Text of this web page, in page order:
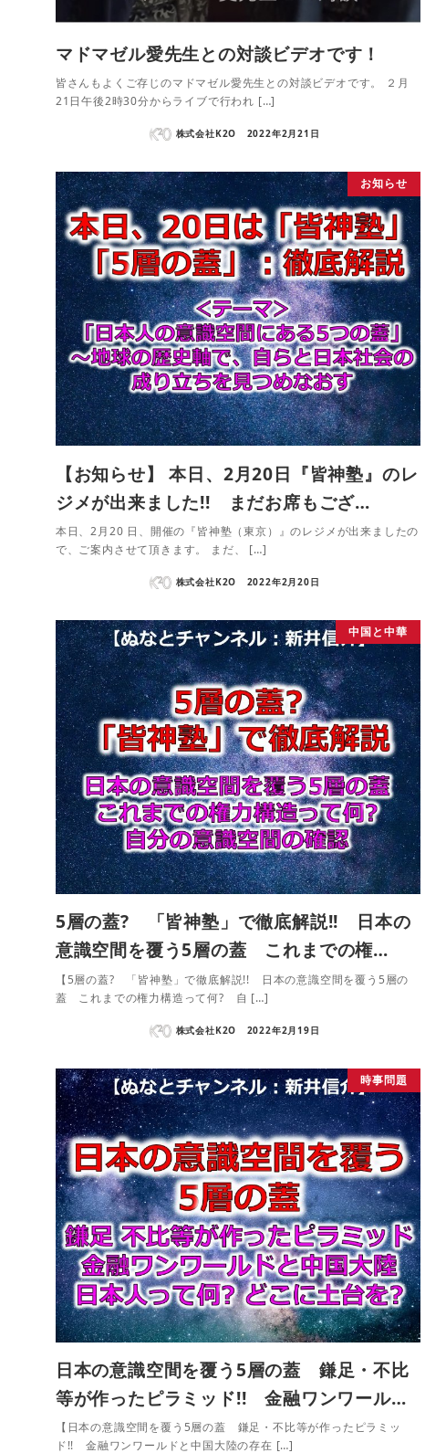
マドマゼル愛先生との対談ビデオです！
皆さんもよくご存じのマドマゼル愛先生との対談ビデオです。 ２月
21日午後2時30分からライブで行われ […]
株式会社K2O 2022年2月21日
お知らせ
【お知らせ】 本日、2月20日『皆神塾』のレ
ジメが出来ました!! まだお席もござ…
本日、2月20 日、開催の『皆神塾（東京）』のレジメが出来ましたの
で、ご案内させて頂きます。 まだ、 […]
株式会社K2O 2022年2月20日
中国と中華
5層の蓋? 「皆神塾」で徹底解説!! 日本の
意識空間を覆う5層の蓋 これまでの権…
【5層の蓋? 「皆神塾」で徹底解説!! 日本の意識空間を覆う5層の
蓋 これまでの権力構造って何? 自 […]
株式会社K2O 2022年2月19日
時事問題
日本の意識空間を覆う5層の蓋 鎌足・不比
等が作ったピラミッド!! 金融ワンワール…
【日本の意識空間を覆う5層の蓋 鎌足・不比等が作ったピラミッ
ド!! 金融ワンワールドと中国大陸の存在 […]